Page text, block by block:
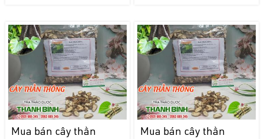
Mua bán cây thần
Mua bán cây thần